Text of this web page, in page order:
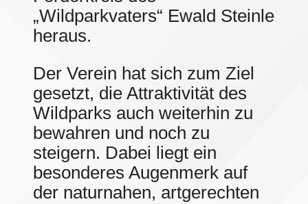
„Wildparkvaters“ Ewald Steinle
heraus.
Der Verein hat sich zum Ziel
gesetzt, die Attraktivität des
Wildparks auch weiterhin zu
bewahren und noch zu
steigern. Dabei liegt ein
besonderes Augenmerk auf
der naturnahen, artgerechten